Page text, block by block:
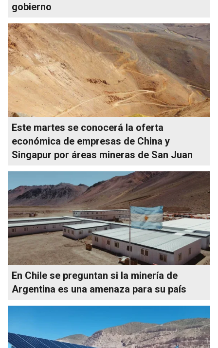
gobierno
Este martes se conocerá la oferta
económica de empresas de China y
Singapur por áreas mineras de San Juan
En Chile se preguntan si la minería de
Argentina es una amenaza para su país